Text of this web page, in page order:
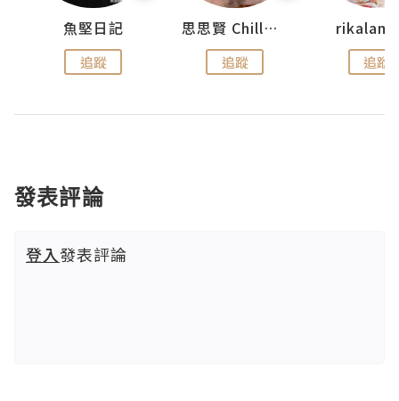
魚堅日記
追蹤
思思賢 ChillMyBabe
追蹤 追蹤
發表評論
登入發表評論